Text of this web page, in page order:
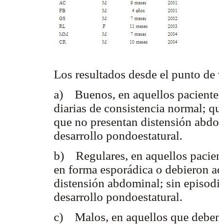
Los resultados desde el punto
a) Buenos, en aquellos
diarias de consistencia normal;
que no presentan distensión
desarrollo pondoestatural.
b) Regulares, en aquellos
en forma esporádica o debieron
distensión abdominal; sin
desarrollo pondoestatural.
c) Malos, en aquellos que